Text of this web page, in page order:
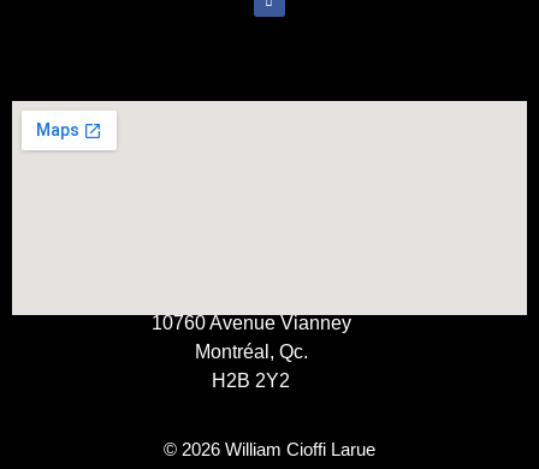
10760 Avenue Vianney
Montréal, Qc.
H2B 2Y2
© 2026 William Cioffi Larue